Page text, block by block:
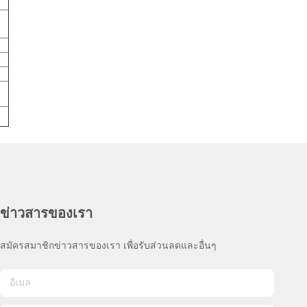
ข่าวสารของเรา
สมัครสมาชิกข่าวสารของเรา เพื่อรับส่วนลดและอื่นๆ